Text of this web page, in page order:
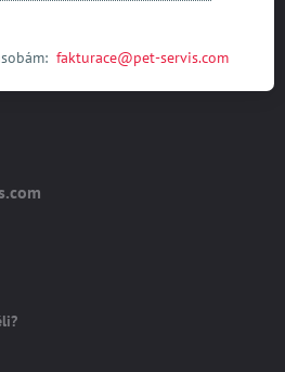
fakturace@pet-servis.com